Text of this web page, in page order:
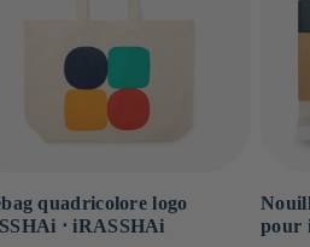
quadricolore logo
⋅ iRASSHAi
pour